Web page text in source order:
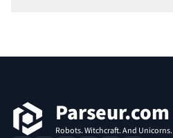
Parseur.com
Robots. Witchcraft. And Unicorns.